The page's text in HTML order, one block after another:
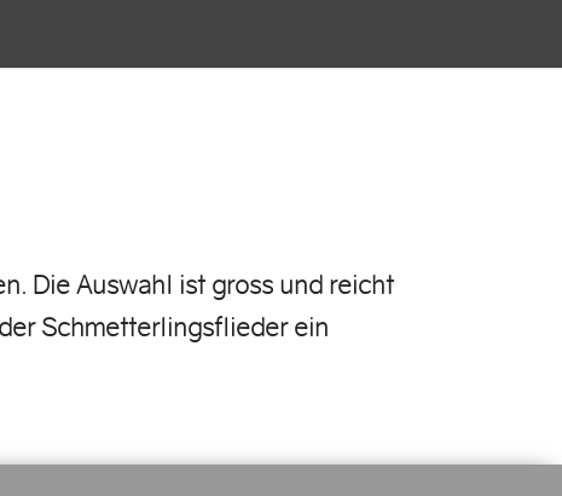
Die Auswahl ist gross und reicht
Schmetterlingsflieder ein